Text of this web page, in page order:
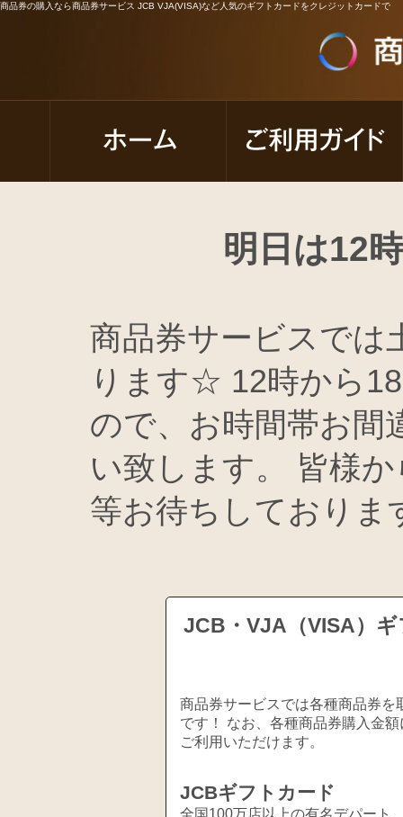
商品券の購入なら商品券サービス JCB VJA(VISA)など人気のギフトカードをクレジットカードで
明日は12
商品券サービスでは
ります☆ 12時から
ので、お時間帯お間
い致します。 皆様
等お待ちしており
JCB・VJA（VISA）
商品券サービスでは各種商品券
です！ なお、各種商品券購入金
ご利用いただけます。
JCBギフトカード
全国100万店以上の有名デパート